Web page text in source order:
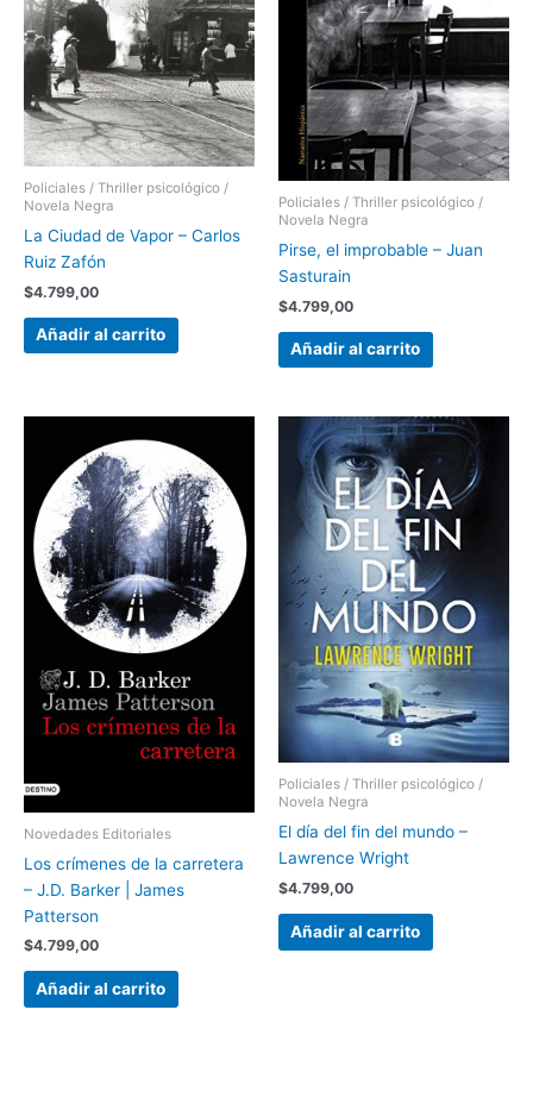
Policiales / Thriller psicológico /
Novela Negra
La Ciudad de Vapor – Carlos
Ruiz Zafón
$4.799,00
Añadir al carrito
Policiales / Thriller psicológico /
Novela Negra
Pirse, el improbable – Juan
Sasturain
$4.799,00
Añadir al carrito
Novedades Editoriales
Los crímenes de la carretera
– J.D. Barker | James
Patterson
$4.799,00
Añadir al carrito
Policiales / Thriller psicológico /
Novela Negra
El día del fin del mundo –
Lawrence Wright
$4.799,00
Añadir al carrito